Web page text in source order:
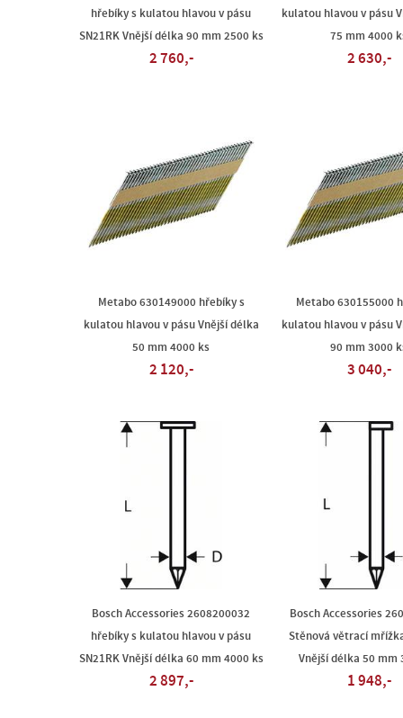
hřebíky s kulatou hlavou v pásu
SN21RK Vnější délka 90 mm 2500 ks
2 760,-
kulatou hlavou v pásu
75 mm 4000
2 630,-
Metabo 630149000 hřebíky s
kulatou hlavou v pásu Vnější délka
50 mm 4000 ks
2 120,-
Metabo 630155000
kulatou hlavou v pásu
90 mm 3000
3 040,-
Bosch Accessories 2608200032
hřebíky s kulatou hlavou v pásu
SN21RK Vnější délka 60 mm 4000 ks
2 897,-
Bosch Accessories
Stěnová větrací
Vnější délka 50 mm
1 948,-